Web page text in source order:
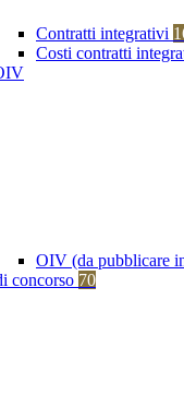
Contratti integrativi
Costi contratti
OIV (da pubblicare
concorso 70